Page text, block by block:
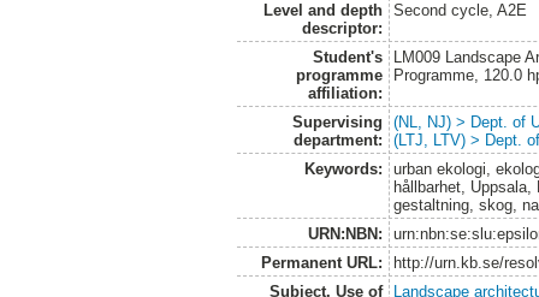
Level and depth
descriptor:
Second cycle, A2E
Student's
programme
affiliation:
LM009 Landscape
Programme, 120.0
Supervising
department:
(NL, NJ) > Dept. of
(LTJ, LTV) > Dept.
Keywords:
urban ekologi,
hållbarhet,
gestaltning, skog,
URN:NBN:
Permanent URL:
http://urn.kb.se/
Subject. Use of
Landscape